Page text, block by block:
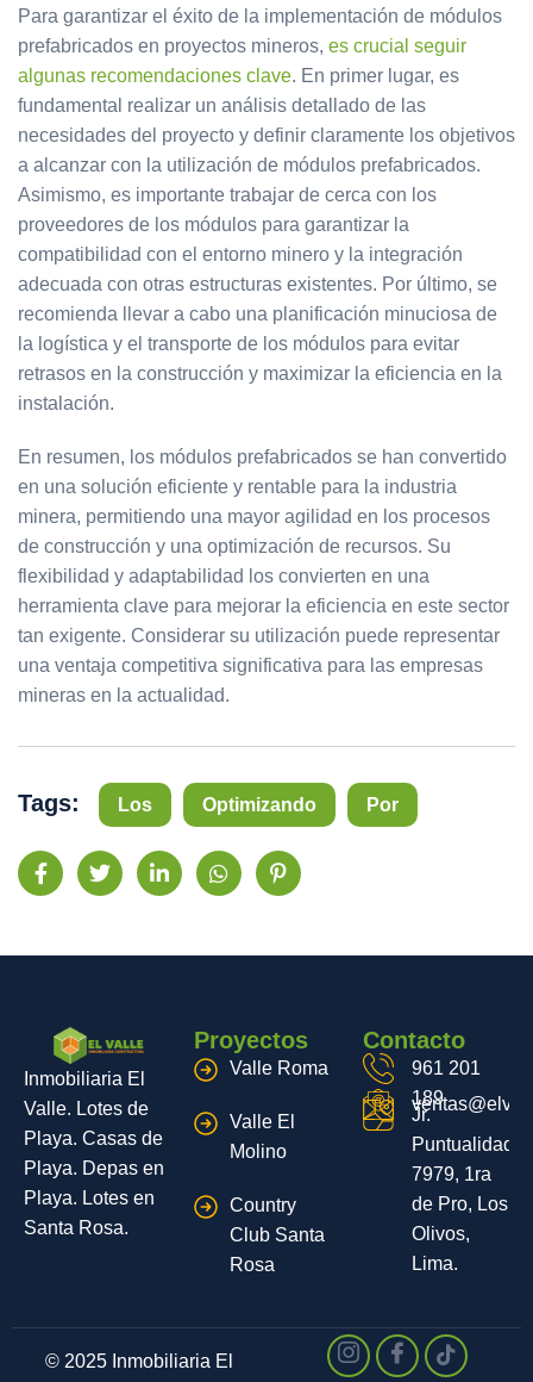
Para garantizar el éxito de la implementación de módulos
prefabricados en proyectos mineros, es crucial seguir
algunas recomendaciones clave. En primer lugar, es
fundamental realizar un análisis detallado de las
necesidades del proyecto y definir claramente los objetivos
a alcanzar con la utilización de módulos prefabricados.
Asimismo, es importante trabajar de cerca con los
proveedores de los módulos para garantizar la
compatibilidad con el entorno minero y la integración
adecuada con otras estructuras existentes. Por último, se
recomienda llevar a cabo una planificación minuciosa de
la logística y el transporte de los módulos para evitar
retrasos en la construcción y maximizar la eficiencia en la
instalación.
En resumen, los módulos prefabricados se han convertido
en una solución eficiente y rentable para la industria
minera, permitiendo una mayor agilidad en los procesos
de construcción y una optimización de recursos. Su
flexibilidad y adaptabilidad los convierten en una
herramienta clave para mejorar la eficiencia en este sector
tan exigente. Considerar su utilización puede representar
una ventaja competitiva significativa para las empresas
mineras en la actualidad.
Tags: Los Optimizando Por
Inmobiliaria El
Valle. Lotes de
Playa. Casas de
Playa. Depas en
Playa. Lotes en
Santa Rosa.
Proyectos
Valle Roma
Valle El
Molino
Country
Club Santa
Rosa
Contacto
961 201
189
Jr.
Puntualidad
7979, 1ra
de Pro, Los
Olivos,
Lima.
© 2025 Inmobiliaria El